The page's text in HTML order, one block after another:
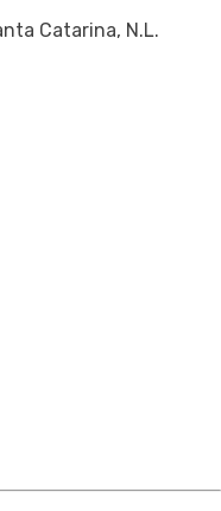
Catarina, N.L.